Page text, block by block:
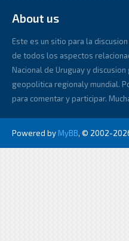
About us
Este es un sitio para la
de todos los aspectos
Nacional de Uruguay y
geopolitica regionaly mundial.
para comentar y participar.
Powered by MyBB, © 2002-